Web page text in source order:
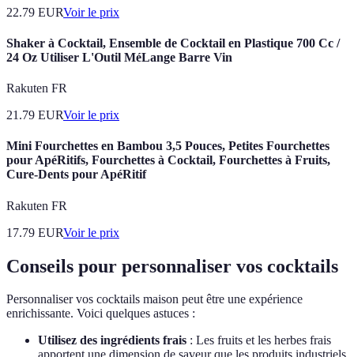
22.79 EURVoir le prix
Shaker à Cocktail, Ensemble de Cocktail en Plastique 700 Cc /
24 Oz Utiliser L'Outil MéLange Barre Vin
Rakuten FR
21.79 EURVoir le prix
Mini Fourchettes en Bambou 3,5 Pouces, Petites Fourchettes
pour ApéRitifs, Fourchettes à Cocktail, Fourchettes à Fruits,
Cure-Dents pour ApéRitif
Rakuten FR
17.79 EURVoir le prix
Conseils pour personnaliser vos cocktails
Personnaliser vos cocktails maison peut être une expérience
enrichissante. Voici quelques astuces :
Utilisez des ingrédients frais : Les fruits et les herbes frais